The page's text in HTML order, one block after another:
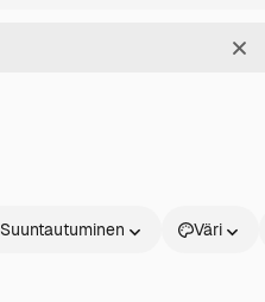
Suuntautuminen Väri